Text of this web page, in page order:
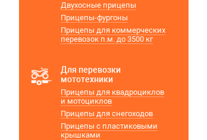
Двухосные прицепы
Прицепы-фургоны
Прицепы для коммерческих
перевозок п.м. до 3500 кг
Для перевозки
мототехники
Прицепы для квадроциклов
и мотоциклов
Прицепы для снегоходов
Прицепы с пластиковыми
крышками